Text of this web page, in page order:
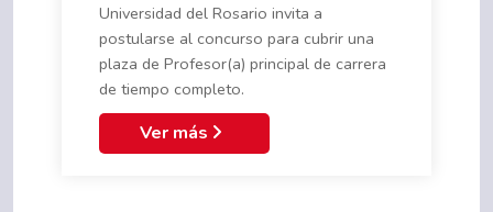
Universidad del Rosario invita a
postularse al concurso para cubrir una
plaza de Profesor(a) principal de carrera
de tiempo completo.
Ver más